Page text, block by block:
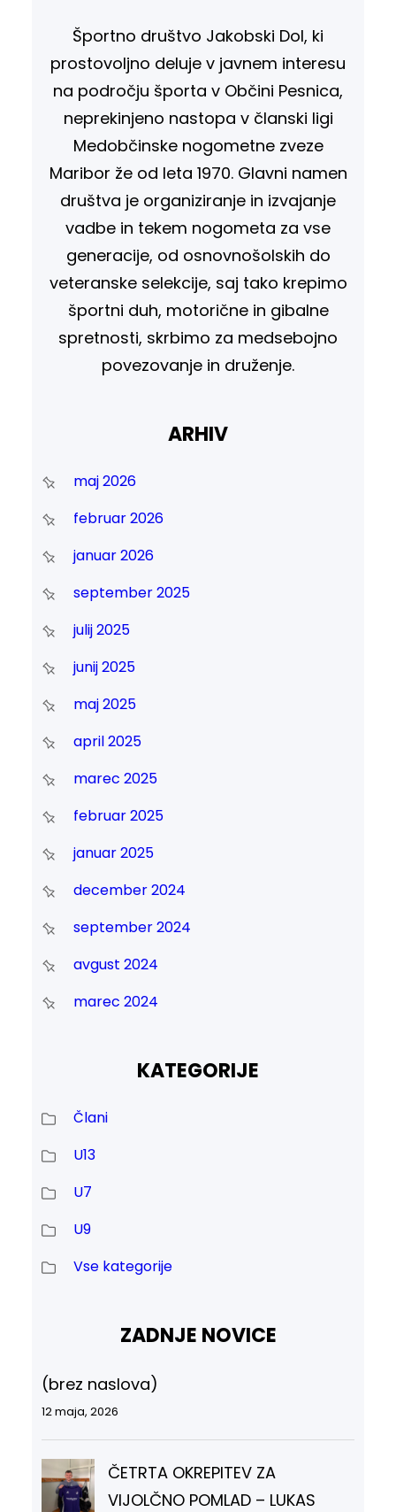
Športno društvo Jakobski Dol, ki
prostovoljno deluje v javnem interesu
na področju športa v Občini Pesnica,
neprekinjeno nastopa v članski ligi
Medobčinske nogometne zveze
Maribor že od leta 1970. Glavni namen
društva je organiziranje in izvajanje
vadbe in tekem nogometa za vse
generacije, od osnovnošolskih do
veteranske selekcije, saj tako krepimo
športni duh, motorične in gibalne
spretnosti, skrbimo za medsebojno
povezovanje in druženje.
ARHIV
maj 2026
februar 2026
januar 2026
september 2025
julij 2025
junij 2025
maj 2025
april 2025
marec 2025
februar 2025
januar 2025
december 2024
september 2024
avgust 2024
marec 2024
KATEGORIJE
Člani
U13
U7
U9
Vse kategorije
ZADNJE NOVICE
(brez naslova)
12 maja, 2026
ČETRTA OKREPITEV ZA
VIJOLČNO POMLAD – LUKAS